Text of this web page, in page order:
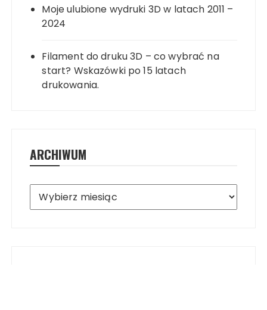
Moje ulubione wydruki 3D w latach 2011 –
2024
Filament do druku 3D – co wybrać na
start? Wskazówki po 15 latach
drukowania.
ARCHIWUM
Archiwum